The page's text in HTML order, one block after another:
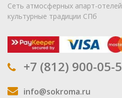
Сеть атмосферных апарт-
культурные традиции СПб
+7 (812) 900-05-
info@sokroma.ru